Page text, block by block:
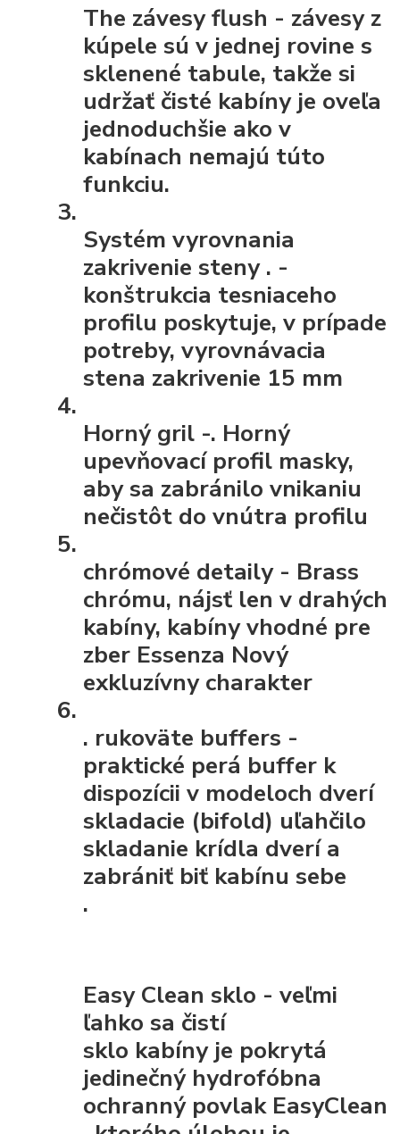
The závesy flush - závesy z
kúpele sú v jednej rovine s
sklenené tabule, takže si
udržať čisté kabíny je oveľa
jednoduchšie ako v
kabínach nemajú túto
funkciu.
Systém vyrovnania
zakrivenie steny. -
konštrukcia tesniaceho
profilu poskytuje, v prípade
potreby, vyrovnávacia
stena zakrivenie 15 mm
Horný gril -. Horný
upevňovací profil masky,
aby sa zabránilo vnikaniu
nečistôt do vnútra profilu
chrómové detaily - Brass
chrómu, nájsť len v drahých
kabíny, kabíny vhodné pre
zber Essenza Nový
exkluzívny charakter
. rukoväte buffers -
praktické perá buffer k
dispozícii v modeloch dverí
skladacie (bifold) uľahčilo
skladanie krídla dverí a
zabrániť biť kabínu sebe
.
Easy Clean sklo - veľmi
ľahko sa čistí
sklo kabíny je pokrytá
jedinečný hydrofóbna
ochranný povlak EasyClean